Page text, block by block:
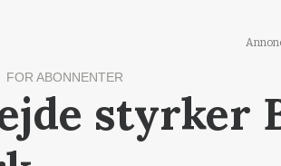
FOR ABONNENTER
styrker